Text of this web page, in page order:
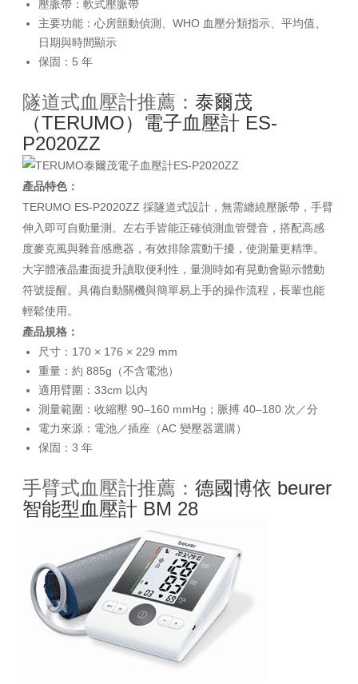
壓脈帶：軟式壓脈帶
主要功能：心房顫動偵測、WHO 血壓分類指示、平均值、
日期與時間顯示
保固：5 年
隧道式血壓計推薦：泰爾茂
（TERUMO）電子血壓計 ES-
P2020ZZ
產品特色：
TERUMO ES-P2020ZZ 採隧道式設計，無需纏繞壓脈帶，手臂
伸入即可自動量測。左右手皆能正確偵測血管聲音，搭配高感
度麥克風與雜音感應器，有效排除震動干擾，使測量更精準。
大字體液晶畫面提升讀取便利性，量測時如有晃動會顯示體動
符號提醒。具備自動關機與簡單易上手的操作流程，長輩也能
輕鬆使用。
產品規格：
尺寸：170 × 176 × 229 mm
重量：約 885g（不含電池）
適用臂圍：33cm 以內
測量範圍：收縮壓 90–160 mmHg；脈搏 40–180 次／分
電力來源：電池／插座（AC 變壓器選購）
保固：3 年
手臂式血壓計推薦：德國博依 beurer
智能型血壓計 BM 28